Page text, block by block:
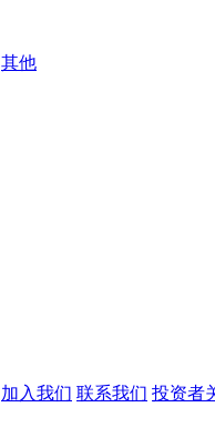
其他
加入我们 联系我们 投资者